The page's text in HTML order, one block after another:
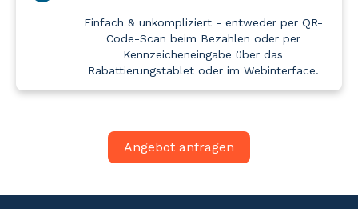
Einfach & unkompliziert - entweder per QR-
Code-Scan beim Bezahlen oder per
Kennzeicheneingabe über das
Rabattierungstablet oder im Webinterface.
Angebot anfragen